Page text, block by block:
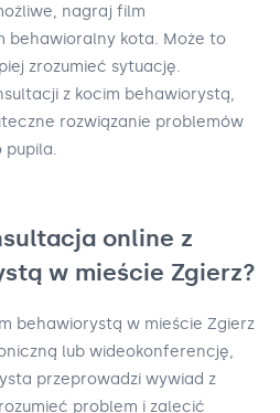
nagraj film
behawioralny kota. Może to
zrozumieć sytuację.
z kocim behawiorystą,
rozwiązanie problemów
pupila.
online z
w mieście Zgierz?
behawiorystą w mieście Zgierz
lub wideokonferencję,
przeprowadzi wywiad z
problem i zalecić